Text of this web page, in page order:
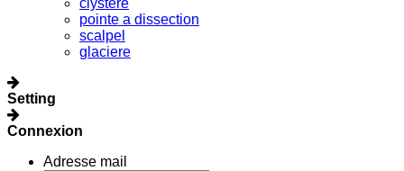
pointe a dissection
scalpel
glaciere
Setting
Connexion
Adresse mail